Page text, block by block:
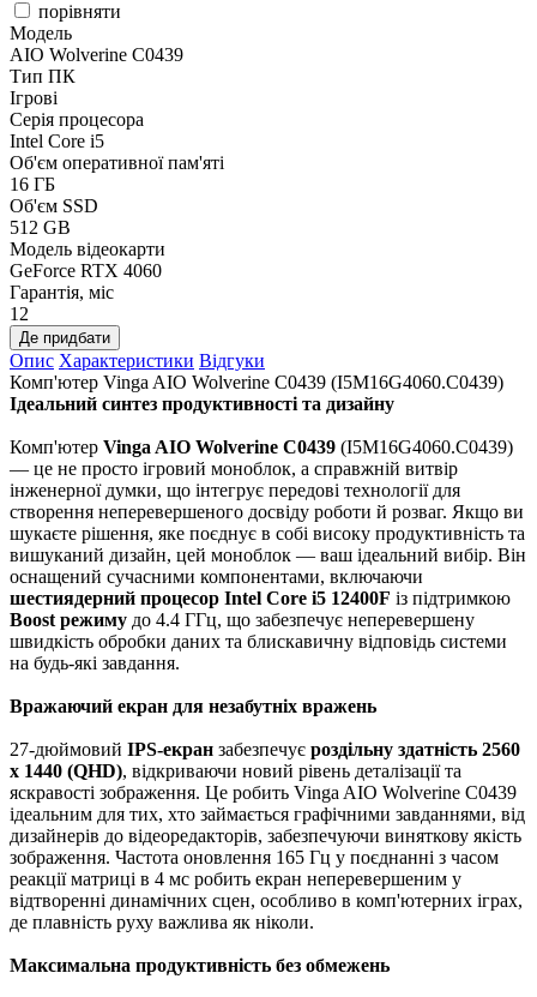
порівняти
Модель
AIO Wolverine C0439
Тип ПК
Ігрові
Серія процесора
Intel Core i5
Об'єм оперативної пам'яті
16 ГБ
Об'єм SSD
512 GB
Модель відеокарти
GeForce RTX 4060
Гарантія, міс
12
Де придбати
Опис Характеристики Відгуки
Комп'ютер Vinga AIO Wolverine C0439 (I5M16G4060.C0439)
Ідеальний синтез продуктивності та дизайну
Комп'ютер Vinga AIO Wolverine C0439 (I5M16G4060.C0439)
— це не просто ігровий моноблок, а справжній витвір
інженерної думки, що інтегрує передові технології для
створення неперевершеного досвіду роботи й розваг. Якщо ви
шукаєте рішення, яке поєднує в собі високу продуктивність та
вишуканий дизайн, цей моноблок — ваш ідеальний вибір. Він
оснащений сучасними компонентами, включаючи
шестиядерний процесор Intel Core i5 12400F із підтримкою
Boost режиму до 4.4 ГГц, що забезпечує неперевершену
швидкість обробки даних та блискавичну відповідь системи
на будь-які завдання.
Вражаючий екран для незабутніх вражень
27-дюймовий IPS-екран забезпечує роздільну здатність 2560
x 1440 (QHD), відкриваючи новий рівень деталізації та
яскравості зображення. Це робить Vinga AIO Wolverine C0439
ідеальним для тих, хто займається графічними завданнями, від
дизайнерів до відеоредакторів, забезпечуючи виняткову якість
зображення. Частота оновлення 165 Гц у поєднанні з часом
реакції матриці в 4 мс робить екран неперевершеним у
відтворенні динамічних сцен, особливо в комп'ютерних іграх,
де плавність руху важлива як ніколи.
Максимальна продуктивність без обмежень